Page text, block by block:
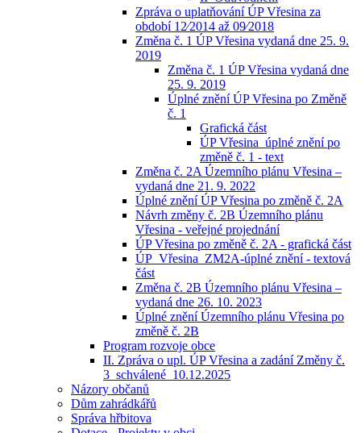
Zpráva o uplatňování ÚP Vřesina za
období 12⁄2014 až 09⁄2018
Změna č. 1 ÚP Vřesina vydaná dne 25. 9.
2019
Změna č. 1 ÚP Vřesina vydaná dne
25. 9. 2019
Úplné znění ÚP Vřesina po Změně
č. 1
Grafická část
ÚP Vřesina_úplné znění po
změně č. 1 - text
Změna č. 2A Územního plánu Vřesina –
vydaná dne 21. 9. 2022
Úplné znění ÚP Vřesina po změně č. 2A
Návrh změny č. 2B Územního plánu
Vřesina - veřejné projednání
ÚP Vřesina po změně č. 2A - grafická část
ÚP_Vřesina_ZM2A-úplné znění - textová
část
Změna č. 2B Územního plánu Vřesina –
vydaná dne 26. 10. 2023
Úplné znění Územního plánu Vřesina po
změně č. 2B
Program rozvoje obce
II. Zpráva o upl. ÚP Vřesina a zadání Změny č.
3_schválené_10.12.2025
Názory občanů
Dům zahrádkářů
Správa hřbitova